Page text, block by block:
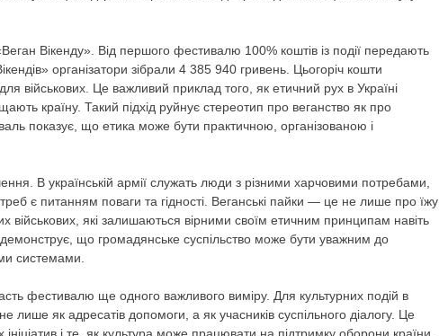
Вікенду». Від першого фестивалю 100% коштів із події передають
організатори зібрали 4 385 940 гривень. Цьогоріч кошти
військових. Це важливий приклад того, як етичний рух в Україні
країну. Такий підхід руйнує стереотип про веганство як про
показує, що етика може бути практичною, організованою і
В українській армії служать люди з різними харчовими потребами,
є питанням поваги та гідності. Веганські пайки — це не лише про їжу
військових, які залишаються вірними своїм етичним принципам навіть
що громадянське суспільство може бути уважним до
системами.
фестивалю ще одного важливого виміру. Для культурних подій в
лише як адресатів допомоги, а як учасників суспільного діалогу. Це